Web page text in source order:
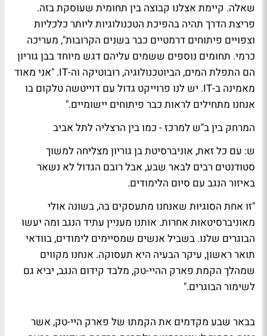
שאלה. קיימת אצלנו קבוצה בין תחומית שעוסקת בזה.
פריצת הדרך תהיה בהפיכת הטכנולוגיות ליותר כלכליות
וצפויים פיתוחים דרמטיים כבר בשנים הקרובות", מעריכה
כרמי. תחומים נוספים ששמים עליהם דגש מיוחד בבן גוריון
הם התפלת המים, הביוטכנולוגיה, רובוטיקה וה-IT. "אני מאוד
מאמינה ב-IT. יש לנו פרוייקט גדול עם דוייטשה טלקום בו
אנחנו מתחילים לראות כבר פיתוחים יישומיים."
המרחק בין ב"ש למרכז - כמו בין הרצליה לתל אביב
ש: עם כל זאת, אוניברסיטת בן גוריון מצליחה למשוך
סטודנטים רבים לבאר שבע, אבל רובם הגדול לא נשאר
באיזור הנגב עם סיום הלימודים.
"זו אחת הסוגיות שאנחנו מתעסקים בה, בשונה אולי
מאוניברסיטאות אחרות. אותנו מעניין עתיד הנגב ומה יעשו
הבוגרים שלנו. בשביל אנשים שמסיימים לימודים, בוודאי
תואר ראשון, עיקר הבעיה היא תעסוקה. אנחנו מקווים
שמהלך הקמת פארק ההיי-טק, מלבד קידום הנגב, יביא גם
לשימור הבוגרים."
בבאר שבע מקדמים את הקמתו של פארק היי-טק, אשר